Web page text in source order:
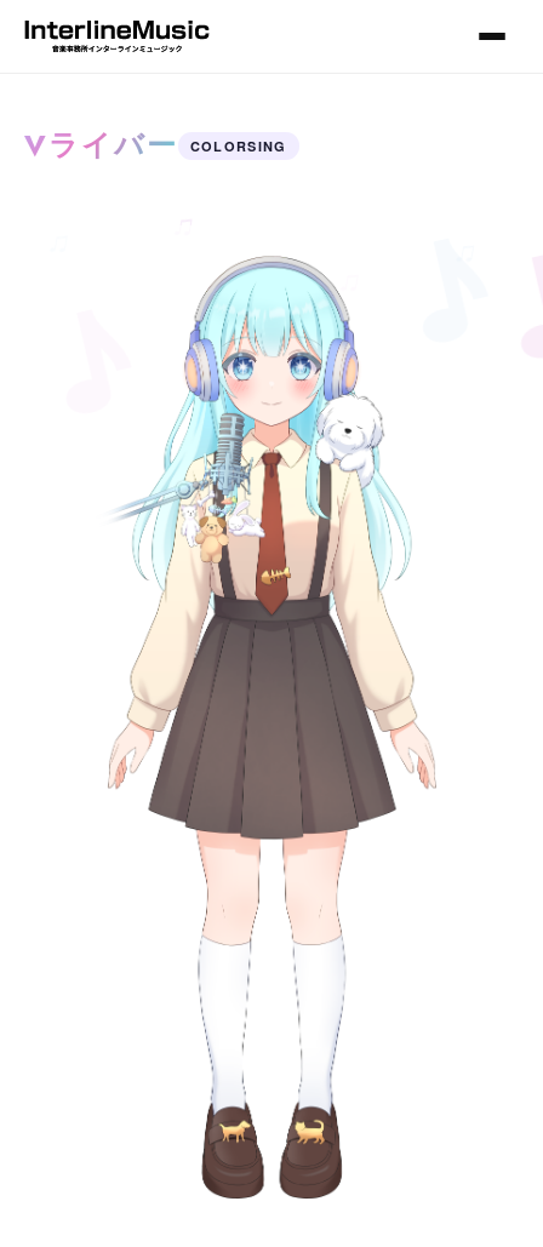
Vライバー COLORSING